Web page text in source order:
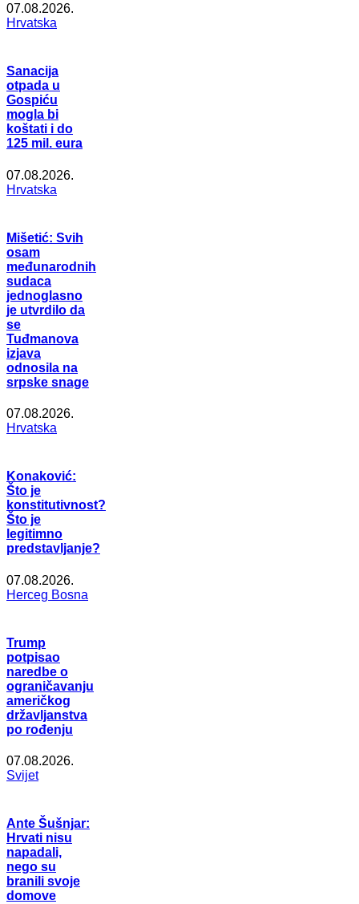
07.08.2026.
Hrvatska
Sanacija
otpada u
Gospiću
mogla bi
koštati i do
125 mil. eura
07.08.2026.
Hrvatska
Mišetić: Svih
osam
međunarodnih
sudaca
jednoglasno
je utvrdilo da
se
Tuđmanova
izjava
odnosila na
srpske snage
07.08.2026.
Hrvatska
Konaković:
Što je
konstitutivnost?
Što je
legitimno
predstavljanje?
07.08.2026.
Herceg Bosna
Trump
potpisao
naredbe o
ograničavanju
američkog
državljanstva
po rođenju
07.08.2026.
Svijet
Ante Šušnjar:
Hrvati nisu
napadali,
nego su
branili svoje
domove